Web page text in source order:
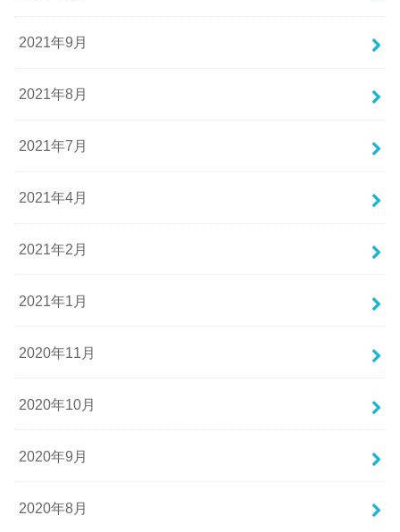
2021年9月
2021年8月
2021年7月
2021年4月
2021年2月
2021年1月
2020年11月
2020年10月
2020年9月
2020年8月